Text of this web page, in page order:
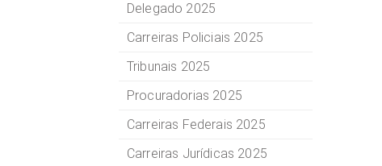
Delegado 2025
Carreiras Policiais 2025
Tribunais 2025
Procuradorias 2025
Carreiras Federais 2025
Carreiras Jurídicas 2025